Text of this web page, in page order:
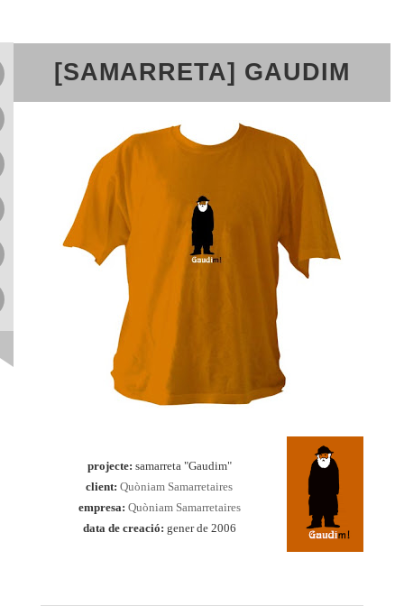
[SAMARRETA] GAUDIM
projecte: samarreta "Gaudim"
client: Quòniam Samarretaires
empresa: Quòniam Samarretaires
data de creació: gener de 2006